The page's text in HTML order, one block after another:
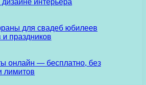
для свадеб юбилеев
и праздников
онлайн — бесплатно, без
лимитов